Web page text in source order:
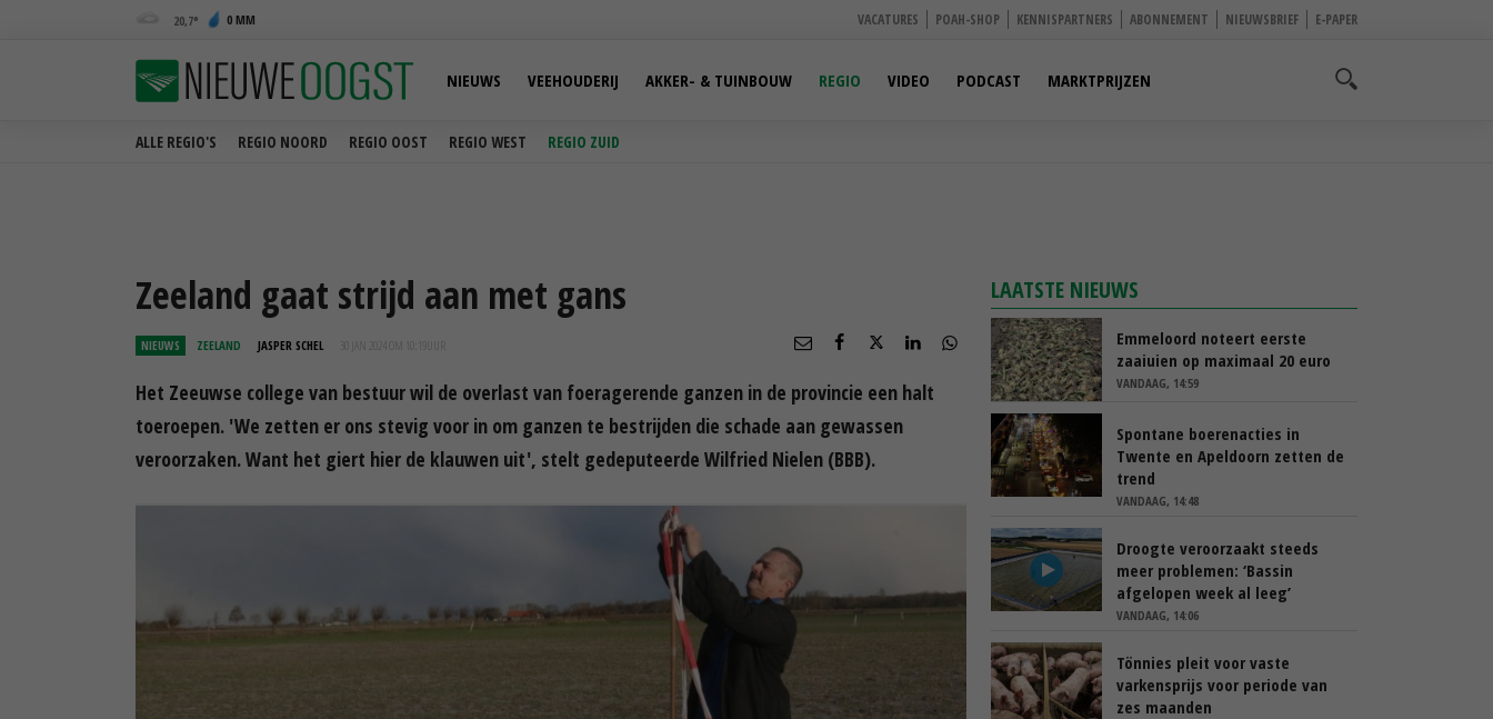
20,7 0 MM VACATURES POAH-SHOP KENNISPARTNERS ABONNEMENT NIEUWSBRIEF E-PAPER
ALLE REGIO'S REGIO NOORD REGIO OOST REGIO WEST REGIO ZUID
NIEUWS VEEHOUDERIJ AKKER- & TUINBOUW REGIO VIDEO PODCAST MARKTPRIJZEN
Zeeland gaat strijd aan met gans
NIEUWS ZEELAND JASPER SCHEL 30 JAN 2024 OM 10:19
Het Zeeuwse college van bestuur wil de overlast van foeragerende ganzen in de provincie een halt
toeroepen. 'We zetten er ons stevig voor in om ganzen te bestrijden die schade aan gewassen
veroorzaken. Want het giert hier de klauwen uit', stelt gedeputeerde Wilfried Nielen (BBB).
LAATSTE NIEUWS
Emmeloord noteert eerste
zaaiuien op maximaal 20 euro
VANDAAG, 14:59
Spontane boerenacties in
Twente en Apeldoorn zetten de
trend
VANDAAG, 14:48
Droogte veroorzaakt steeds
meer problemen: ‘Bassin
afgelopen week al leeg’
VANDAAG, 14:06
Tönnies pleit voor vaste
varkensprijs voor periode van
zes maanden